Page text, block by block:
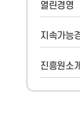
열린경영
지속가능
진흥원소